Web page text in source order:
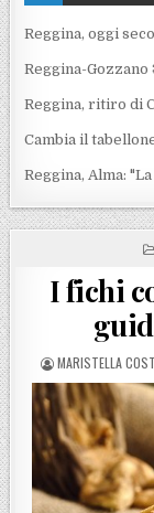
Reggina, oggi
Reggina-
Reggina, ritiro di
Cambia il
Reggina, Alma:
I fichi
POSTED BY
MARISTELLA